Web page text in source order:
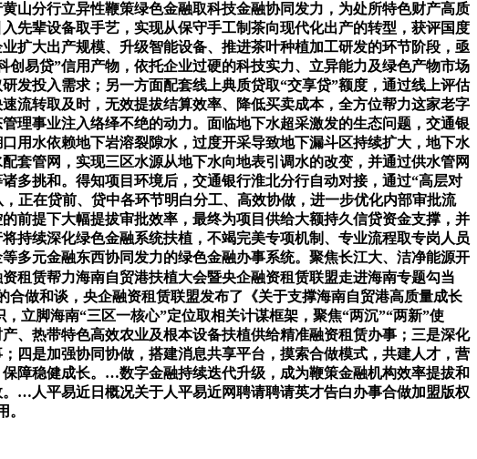
山分行立异性鞭策绿色金融取科技金融协同发力，为处所特色财产高质
先辈设备取手艺，实现从保守手工制茶向现代化出产的转型，获评国度
扩大出产规模、升级智能设备、推进茶叶种植加工研发的环节阶段，亟
易贷”信用产物，依托企业过硬的科技实力、立异能力及绿色产物市场
发投入需求；另一方面配套线上典质贷取“交享贷”额度，通过线上评估
流转取及时，无效提拔结算效率、降低买卖成本，全方位帮力这家老字
理事业注入络绎不绝的动力。面临地下水超采激发的生态问题，交通银
用水依赖地下岩溶裂隙水，过度开采导致地下漏斗区持续扩大，地下水
套管网，实现三区水源从地下水向地表引调水的改变，并通过供水管网
多挑和。得知项目环境后，交通银行淮北分行自动对接，通过“高层对
正在贷前、贷中各环节明白分工、高效协做，进一步优化内部审批流
前提下大幅提拔审批效率，最终为项目供给大额持久信贷资金支撑，并
持续深化绿色金融系统扶植，不竭完美专项机制、专业流程取专岗人员
多元金融东西协同发力的绿色金融办事系统。聚焦长江大、洁净能源开
租赁帮力海南自贸港扶植大会暨央企融资租赁联盟走进海南专题勾当
合做和谈，央企融资租赁联盟发布了《关于支撑海南自贸港高质量成长
立脚海南“三区一核心”定位取相关计谋框架，聚焦“两沉”“两新”使
、热带特色高效农业及根本设备扶植供给精准融资租赁办事；三是深化
四是加强协同协做，搭建消息共享平台，摸索合做模式，共建人才，营
障稳健成长。…数字金融持续迭代升级，成为鞭策金融机构效率提拔和
…人平易近日概况关于人平易近网聘请聘请英才告白办事合做加盟版权
。